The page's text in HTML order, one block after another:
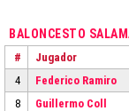
BALONCESTO
# Jugador
4
Federico Ramiro
8
Guillermo Coll